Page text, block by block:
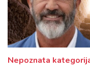
Nepoznata